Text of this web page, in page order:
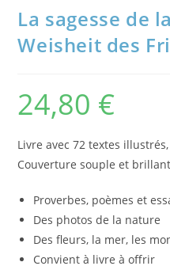
La sagesse de
Weisheit des
24,80 €
Livre avec 72 textes
Couverture souple et
Proverbes, poèmes et
Des photos de la nature
Des fleurs, la mer, les
Convient à livre à offrir